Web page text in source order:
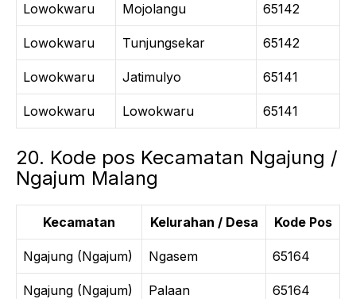
Lowokwaru Mojolangu 65142
Lowokwaru Tunjungsekar 65142
Lowokwaru Jatimulyo 65141
Lowokwaru Lowokwaru 65141
20. Kode pos Kecamatan Ngajung /
Ngajum Malang
Kecamatan Kelurahan / Desa Kode Pos
Ngajung (Ngajum) Ngasem 65164
Ngajung (Ngajum) Palaan 65164